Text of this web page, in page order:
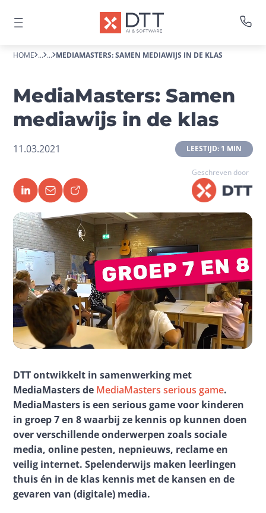
HOME ... ... MEDIAMASTERS: SAMEN MEDIAWIJS IN DE KLAS
MediaMasters: Samen
mediawijs in de klas
11.03.2021 LEESTIJD: 1 MIN
Geschreven door
DTT ontwikkelt in samenwerking met
MediaMasters de MediaMasters serious game.
MediaMasters is een serious game voor kinderen
in groep 7 en 8 waarbij ze kennis op kunnen doen
over verschillende onderwerpen zoals sociale
media, online pesten, nepnieuws, reclame en
veilig internet. Spelenderwijs maken leerlingen
thuis én in de klas kennis met de kansen en de
gevaren van (digitale) media.